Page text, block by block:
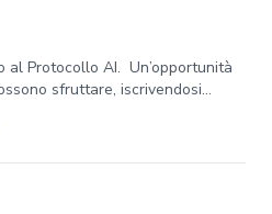
Protocollo AI. Un’opportunità
sfruttare, iscrivendosi...